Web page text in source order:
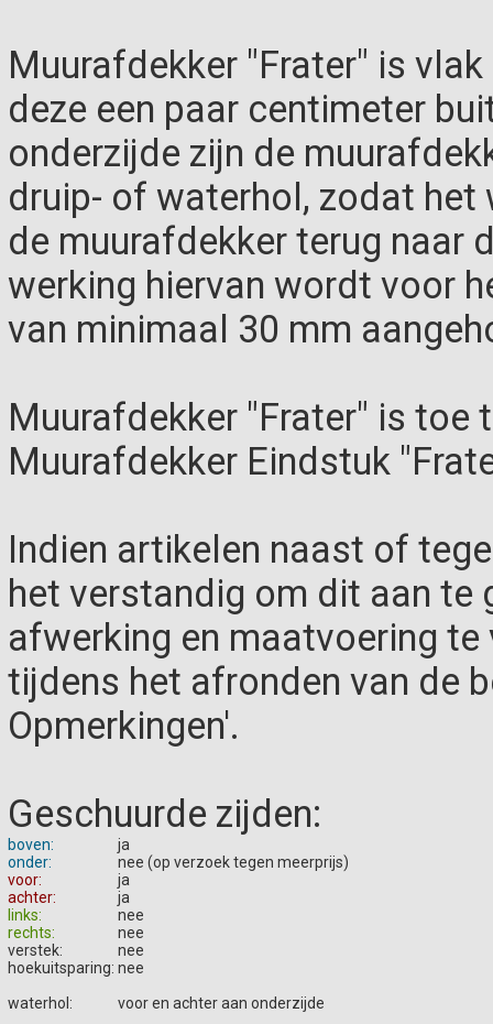
Muurafdekker "Frater" is
deze een paar centimeter
onderzijde zijn de
druip- of waterhol, zodat het
de muurafdekker terug naar
werking hiervan wordt voor
van minimaal 30 mm
Muurafdekker "Frater" is
Muurafdekker Eindstuk
Indien artikelen naast of
het verstandig om dit aan te
afwerking en maatvoering
tijdens het afronden van de
Opmerkingen'.
Geschuurde zijden:
boven:
ja
onder:
nee (op verzoek tegen meerprijs)
voor:
ja
achter:
ja
links:
nee
rechts:
nee
verstek:
nee
hoekuitsparing: nee
waterhol:
voor en achter aan onderzijde